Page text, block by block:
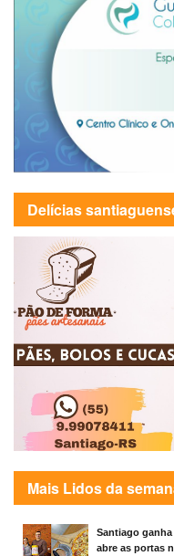
Delícias
Mais Lidos da
Santiago
abre as portas